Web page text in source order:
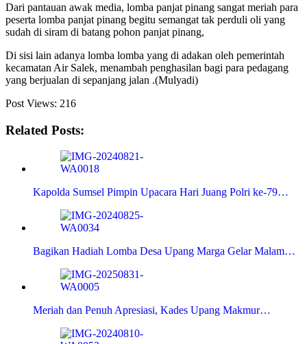
Dari pantauan awak media, lomba panjat pinang sangat meriah para
peserta lomba panjat pinang begitu semangat tak perduli oli yang
sudah di siram di batang pohon panjat pinang,
Di sisi lain adanya lomba lomba yang di adakan oleh pemerintah
kecamatan Air Salek, menambah penghasilan bagi para pedagang
yang berjualan di sepanjang jalan .(Mulyadi)
Post Views: 216
Related Posts:
Kapolda Sumsel Pimpin Upacara Hari Juang Polri ke-79…
Bagikan Hadiah Lomba Desa Upang Marga Gelar Malam…
Meriah dan Penuh Apresiasi, Kades Upang Makmur…